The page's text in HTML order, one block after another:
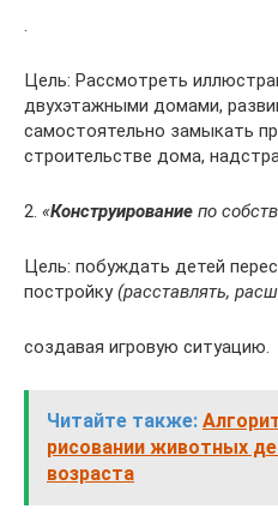
.
Цель: Рассмотреть
двухэтажными домами,
самостоятельно замыкать
строительстве дома,
2. «Конструирование по
Цель: побуждать детей
постройку(расставлять,
создавая игровую ситуацию.
Читайте также:
рисовании животных
возраста